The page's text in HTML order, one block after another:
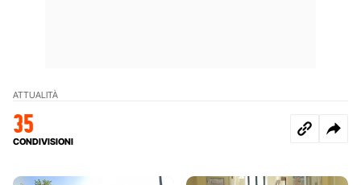
ATTUALITÀ
35
CONDIVISIONI